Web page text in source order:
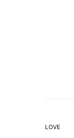
LOVE